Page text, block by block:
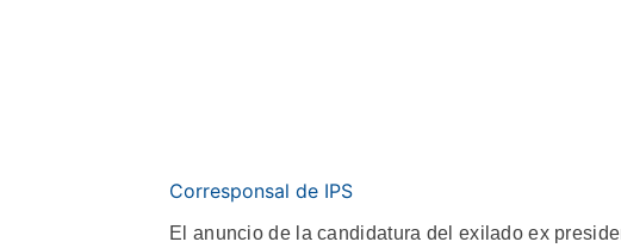
Corresponsal de IPS
El anuncio de la candidatura del exilado ex